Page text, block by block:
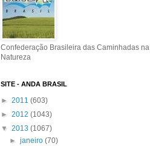
Confederação Brasileira das Caminhadas na
Natureza
SITE - ANDA BRASIL
► 2011 (603)
► 2012 (1043)
▼ 2013 (1067)
►janeiro(70)